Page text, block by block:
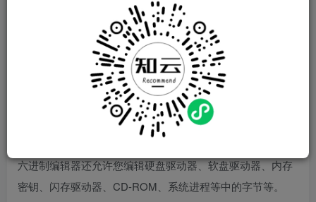
010 Editor，功能强大的专业文本编辑器和十六进制编辑器，
可以编辑任何文本文件，包括 Unicode 文件、批处理文件、
C/C++、XML 等编程语言，而在编辑二进制文件中，
010Editor有很大的优势。二进制文件是一种计算机可读，但
人很难读懂的文件（二进制文件如在文本编辑器中打开将显
示为乱码）。十六进制编辑器是一种程序，它允许您查看和
六进制编辑器还允许您编辑硬盘驱动器、软盘驱动器、内存
密钥、闪存驱动器、CD-ROM、系统进程等中的字节等。